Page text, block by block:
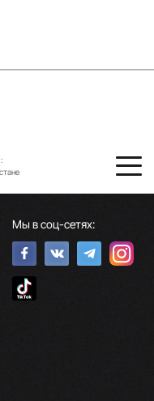
Мы в соц-сетях: